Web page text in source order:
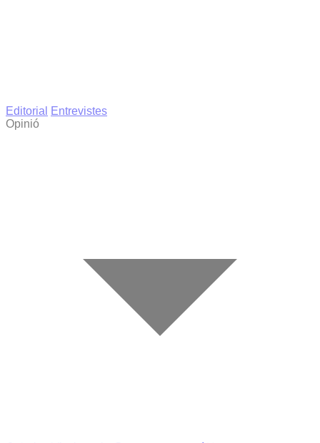
Editorial
Entrevistes
Opinió